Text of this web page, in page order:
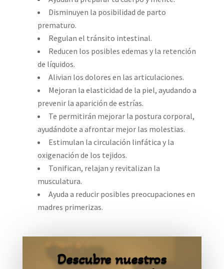
Disminuyen la posibilidad de parto
prematuro.
Regulan el tránsito intestinal.
Reducen los posibles edemas y la retención
de líquidos.
Alivian los dolores en las articulaciones.
Mejoran la elasticidad de la piel, ayudando a
prevenir la aparición de estrías.
Te permitirán mejorar la postura corporal,
ayudándote a afrontar mejor las molestias.
Estimulan la circulación linfática y la
oxigenación de los tejidos.
Tonifican, relajan y revitalizan la
musculatura.
Ayuda a reducir posibles preocupaciones en
madres primerizas.
Descubre nuestros